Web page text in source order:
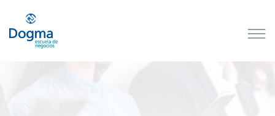
próximos